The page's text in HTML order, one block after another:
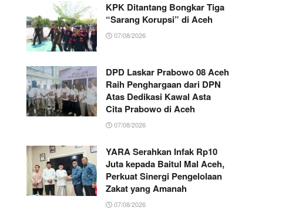
KPK Ditantang Bongkar Tiga
“Sarang Korupsi” di Aceh
07/08/2026
DPD Laskar Prabowo 08 Aceh
Raih Penghargaan dari DPN
Atas Dedikasi Kawal Asta
Cita Prabowo di Aceh
07/08/2026
YARA Serahkan Infak Rp10
Juta kepada Baitul Mal Aceh,
Perkuat Sinergi Pengelolaan
Zakat yang Amanah ‎
07/08/2026